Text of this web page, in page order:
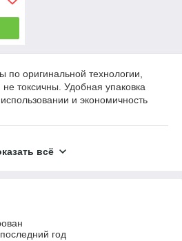
по оригинальной технологии,
токсичны. Удобная упаковка
и экономичность
ваннойот 1MarKa необходимы
задаче. Для этого мы
в чистоте, чтобы она не
всё
год